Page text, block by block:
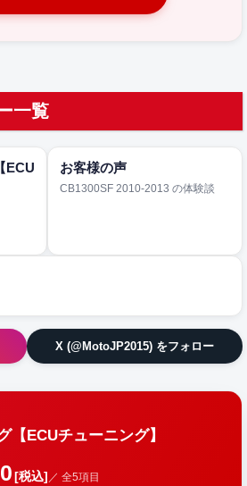
一覧
ECU
お客様の声
CB1300SF 2010-2013 の体験談
X (@MotoJP2015) をフォロー
【ECUチューニング】
[税込] ／ 全5項目